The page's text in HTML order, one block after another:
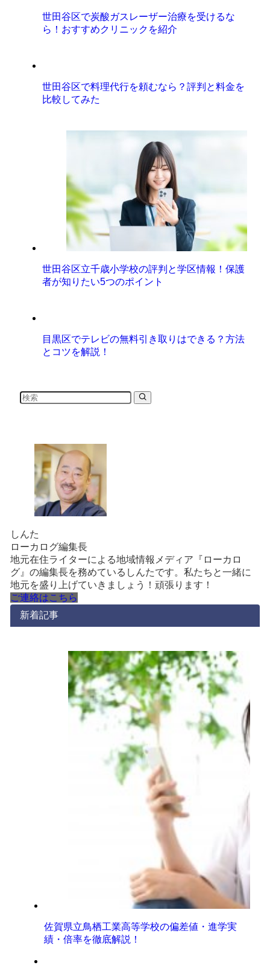
世田谷区で炭酸ガスレーザー治療を受けるな
ら！おすすめクリニックを紹介
世田谷区で料理代行を頼むなら？評判と料金を
比較してみた
世田谷区立千歳小学校の評判と学区情報！保護
者が知りたい5つのポイント
目黒区でテレビの無料引き取りはできる？方法
とコツを解説！
しんた
ローカログ編集長
地元在住ライターによる地域情報メディア『ローカロ
グ』の編集長を務めているしんたです。私たちと一緒に
地元を盛り上げていきましょう！頑張ります！
ご連絡はこちら
新着記事
佐賀県立鳥栖工業高等学校の偏差値・進学実
績・倍率を徹底解説！